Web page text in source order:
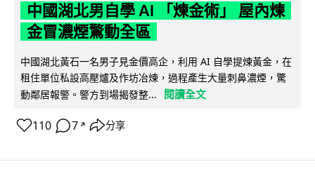
中國湖北男自學 AI 「煉金術」 屋內煉
金冒濃煙驚動全區
中國湖北黃石一名男子見金價高企，利用 AI 自學提煉黃金，在
租住單位私設高壓爐及作坊冶煉，過程產生大量刺鼻濃煙，驚
動鄰居報警。警方到場揭發整...
閱讀全文
110 7 ↗ 分享